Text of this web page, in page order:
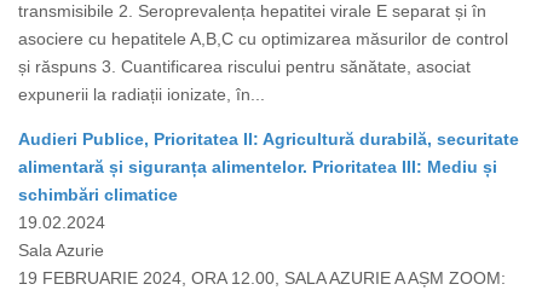
transmisibile 2. Seroprevalența hepatitei virale E separat și în
asociere cu hepatitele A,B,C cu optimizarea măsurilor de control
și răspuns 3. Cuantificarea riscului pentru sănătate, asociat
expunerii la radiații ionizate, în...
Audieri Publice, Prioritatea II: Agricultură durabilă, securitate
alimentară și siguranța alimentelor. Prioritatea III: Mediu și
schimbări climatice
19.02.2024
Sala Azurie
19 FEBRUARIE 2024, ORA 12.00, SALA AZURIE A AȘM ZOOM: